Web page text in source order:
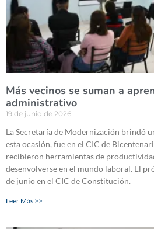
Más vecinos se suman a
administrativo
19 de junio de 2026
La Secretaría de Modernización brindó
esta ocasión, fue en el CIC de
recibieron herramientas de
desenvolverse en el mundo laboral. El
de junio en el CIC de Constitución.
Leer Más >>